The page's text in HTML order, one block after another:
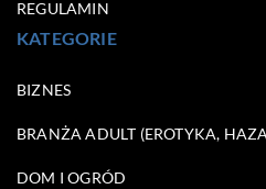
REGULAMIN
KATEGORIE
BIZNES
BRANŻA ADULT (EROTYKA,
DOM I OGRÓD